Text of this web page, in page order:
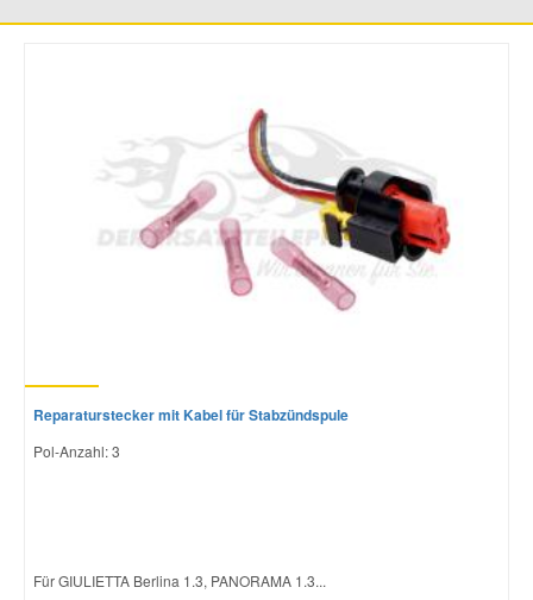
Reparaturstecker mit Kabel für Stabzündspule
Pol-Anzahl: 3
Für GIULIETTA Berlina 1.3, PANORAMA 1.3...
Mazda Ersatzteile
Mercedes Ersatzteile
Nissan Ersatzteile